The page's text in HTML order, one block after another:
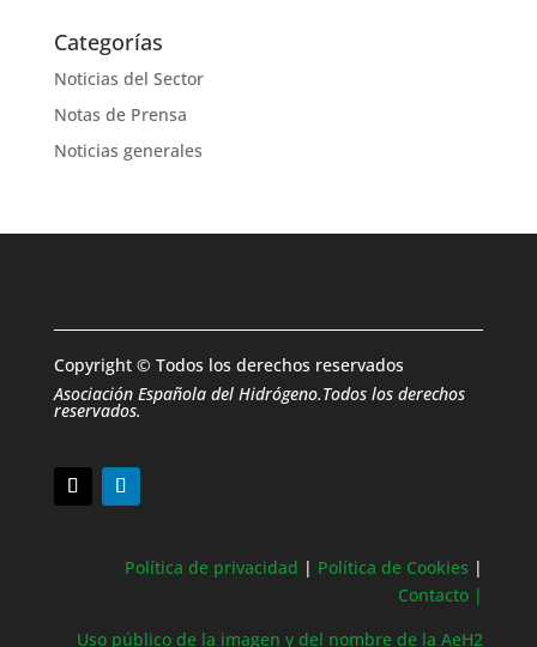
Categorías
Noticias del Sector
Notas de Prensa
Noticias generales
Copyright © Todos los derechos reservados
Asociación Española del Hidrógeno.Todos los derechos
reservados.
Política de privacidad | Política de Cookies |
Contacto |
Uso público de la imagen y del nombre de la AeH2